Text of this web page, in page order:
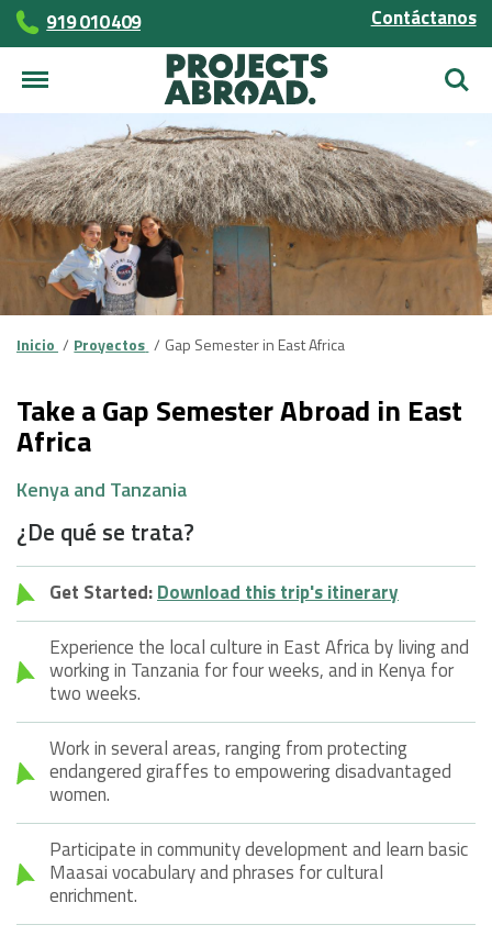
919 010 409 Contáctanos
Inicio Proyectos Gap Semester in East Africa
Take a Gap Semester Abroad in East
Africa
Kenya and Tanzania
¿De qué se trata?
Get Started:Download this trip's itinerary
Experience the local culture in East Africa by living and
working in Tanzania for four weeks, and in Kenya for
two weeks.
Work in several areas, ranging from protecting
endangered giraffes to empowering disadvantaged
women.
Participate in community development and learn basic
Maasai vocabulary and phrases for cultural
enrichment.